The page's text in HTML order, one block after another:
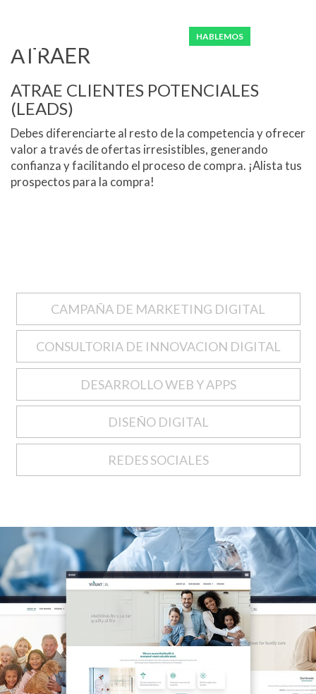
HABLEMOS
ATRAER
ATRAE CLIENTES POTENCIALES
(LEADS)
Debes diferenciarte al resto de la competencia y ofrecer
valor a través de ofertas irresistibles, generando
confianza y facilitando el proceso de compra. ¡Alista tus
prospectos para la compra!
CAMPAÑA DE MARKETING DIGITAL
CONSULTORIA DE INNOVACION DIGITAL
DESARROLLO WEB Y APPS
DISEÑO DIGITAL
REDES SOCIALES